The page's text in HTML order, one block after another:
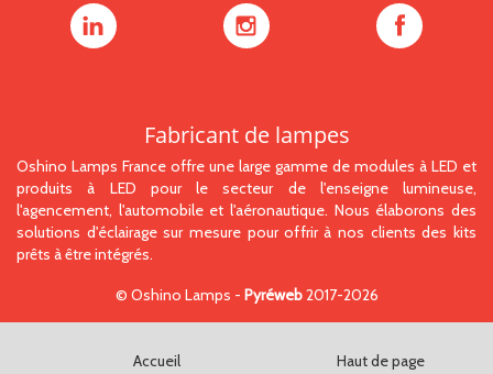
Oshino
Oshino
Oshino
Fabricant de lampes
Oshino Lamps France offre une large gamme de modules à LED et
produits à LED pour le secteur de l'enseigne lumineuse,
l'agencement, l'automobile et l'aéronautique. Nous élaborons des
solutions d'éclairage sur mesure pour offrir à nos clients des kits
prêts à être intégrés.
© Oshino Lamps - Pyréweb2017-2026
Accueil Haut de page